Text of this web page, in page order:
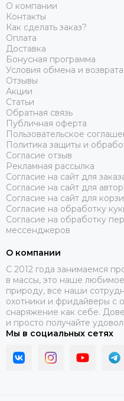
О компании
Контакты
Как сделать заказ?
Оплата
Доставка
Бонусная программа
Условия обмена и возврата
Отзывы
Акции
Статьи
Обратная связь
Публичная оферта
Пользовательское
Политика защиты и
Согласие отзыв
Рекламная рассылка
Согласие на сайт для
Согласие на сайт для
Согласие на сайт для
Согласие на обработку
Согласие на обработку
мессенджеров
О компании
C 2012 года занимаемся
в массы, это наше
природу, все наши
охотники и фридайверы с
снаряжение как себе.
и просто получайте
Мы в социальных сетях